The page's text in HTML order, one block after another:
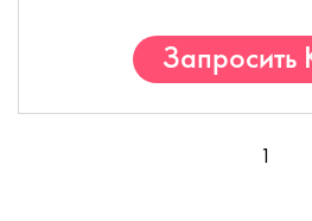
Запросить
1